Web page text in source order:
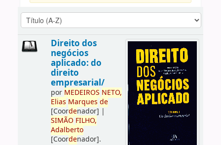
Direito dos
negócios
aplicado: do
direito
empresarial/
por MEDEIROS NETO,
Elias Marques de
[Coordenador] |
SIMÃO FILHO,
Adalberto
[Coordenador].